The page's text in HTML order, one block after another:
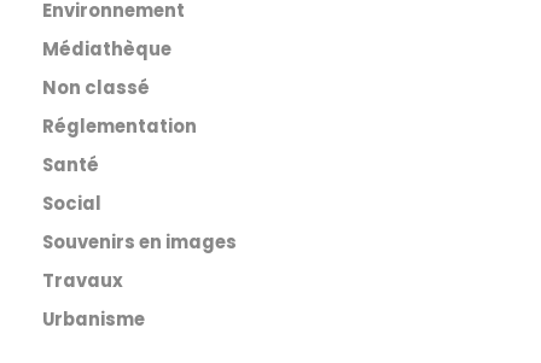
Environnement
Médiathèque
Non classé
Réglementation
Santé
Social
Souvenirs en images
Travaux
Urbanisme